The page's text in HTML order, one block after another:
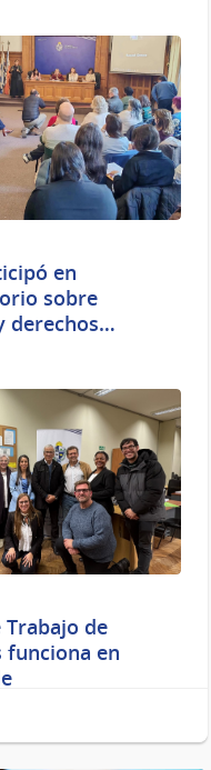
en
sobre
derechos…
de
funciona en